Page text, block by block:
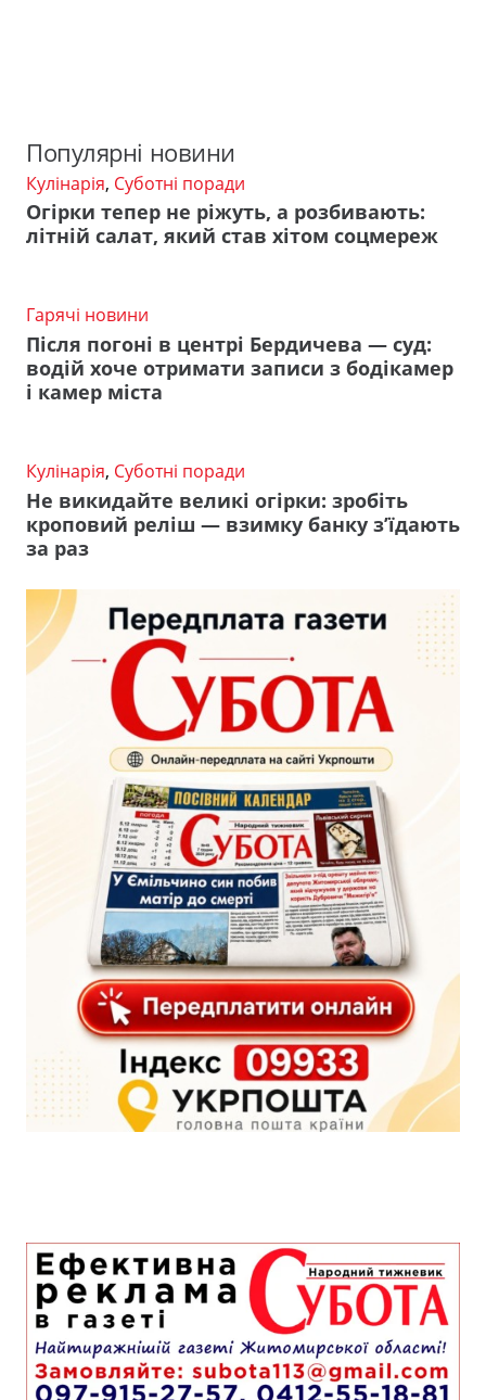
Популярні новини
Кулінарія, Суботні поради
Огірки тепер не ріжуть, а розбивають:
літній салат, який став хітом соцмереж
Гарячі новини
Після погоні в центрі Бердичева — суд:
водій хоче отримати записи з бодікамер
і камер міста
Кулінарія, Суботні поради
Не викидайте великі огірки: зробіть
кроповий реліш — взимку банку з’їдають
за раз